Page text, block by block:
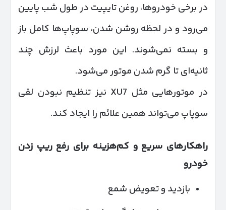
در برخی خودروها، روغن تایپیت در طول شب پایین
می‌رود و در لحظه روشن شدن، سوپاپ‌ها کامل باز
و بسته نمی‌شوند. این مورد باعث لرزش چند
ثانیه‌ای تا گرم شدن موتور می‌شود.
در موتورهایی مثل XU7 نیز تنظیم نبودن لقی
سوپاپ‌ می‌تواند همین علائم را ایجاد کند.
راهکارهای سریع و کم‌هزینه برای رفع ریپ زدن
خودرو
بازدید و تعویض شمع